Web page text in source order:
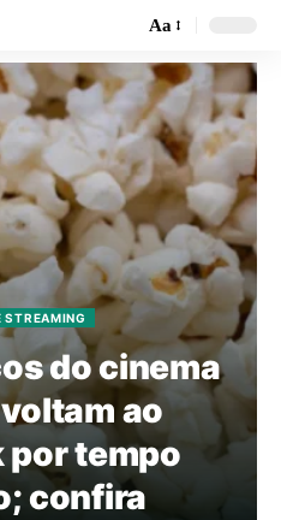
Aa
STREAMING
do cinema
ao
por tempo
confira